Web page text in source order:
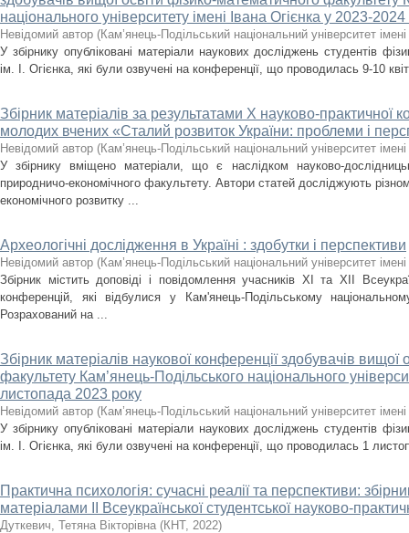
національного університету імені Івана Огієнка у 2023-
Невідомий автор (Кам’янець-Подільський національний університет
У збірнику опубліковані матеріали наукових досліджень студентів
ім. І. Огієнка, які були озвучені на конференції, що проводилась 9-10
Збірник матеріалів за результатами X науково-практичної
молодих вчених «Сталий розвиток України: проблеми і
Невідомий автор (Кам’янець-Подільський національний університет
У збірнику вміщено матеріали, що є наслідком науково-
природничо-економічного факультету. Автори статей досліджують
економічного розвитку ...
Археологічні дослідження в Україні : здобутки і перспективи
Невідомий автор (Кам’янець-Подільський національний університет
Збірник містить доповіді і повідомлення учасників ХІ та ХІІ
конференцій, які відбулися у Кам'янець-Подільському
Розрахований на ...
Збірник матеріалів наукової конференції здобувачів вищої
факультету Кам’янець-Подільського національного
листопада 2023 року
Невідомий автор (Кам’янець-Подільський національний університет
У збірнику опубліковані матеріали наукових досліджень студентів
ім. І. Огієнка, які були озвучені на конференції, що проводилась 1
Практична психологія: сучасні реалії та перспективи:
матеріалами ІІ Всеукраїнської студентської науково-
Дуткевич, Тетяна Вікторівна (КНТ, 2022)